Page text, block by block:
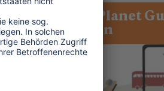
One Planet
Reisen